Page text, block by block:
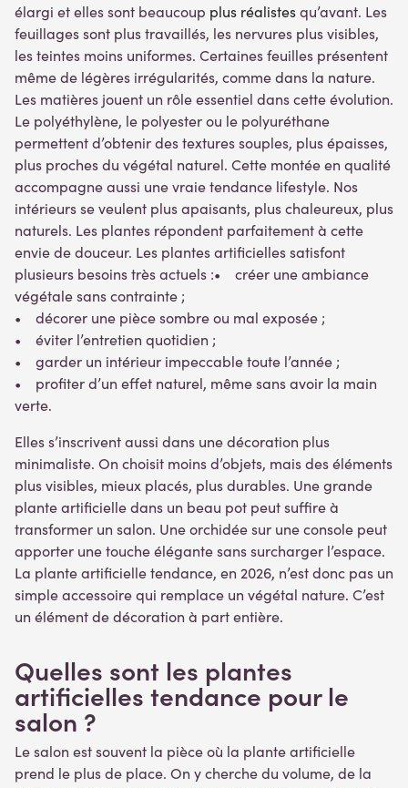
élargi et elles sont beaucoup plus réalistesqu’avant. Les
feuillages sont plus travaillés, les nervures plus visibles,
les teintes moins uniformes. Certaines feuilles présentent
même de légères irrégularités, comme dans la nature.
Les matières jouent un rôle essentiel dans cette évolution.
Le polyéthylène, le polyester ou le polyuréthane
permettent d’obtenir des textures souples, plus épaisses,
plus proches du végétal naturel. Cette montée en qualité
accompagne aussi une vraie tendance lifestyle. Nos
intérieurs se veulent plus apaisants, plus chaleureux, plus
naturels. Les plantes répondent parfaitement à cette
envie de douceur. Les plantes artificielles satisfont
plusieurs besoins très actuels :• créer une ambiance
végétale sans contrainte ;
• décorer une pièce sombre ou mal exposée ;
• éviter l’entretien quotidien ;
• garder un intérieur impeccable toute l’année ;
• profiter d’un effet naturel, même sans avoir la main
verte.
Elles s’inscrivent aussi dans une décoration plus
minimaliste. On choisit moins d’objets, mais des éléments
plus visibles, mieux placés, plus durables. Une grande
plante artificielle dans un beau pot peut suffire à
transformer un salon. Une orchidée sur une console peut
apporter une touche élégante sans surcharger l’espace.
La plante artificielle tendance, en 2026, n’est donc pas un
simple accessoire qui remplace un végétal nature. C’est
un élément de décoration à part entière.
Quelles sont les plantes
artificielles tendance pour le
salon ?
Le salon est souvent la pièce où la plante artificielle
prend le plus de place. On y cherche du volume, de la